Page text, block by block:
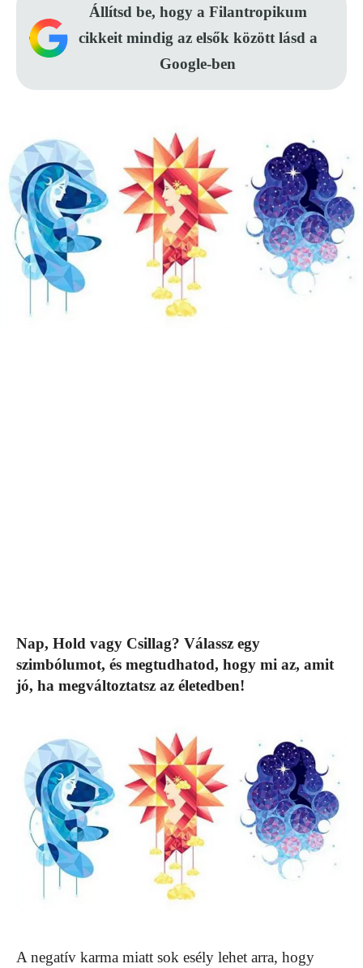
Állítsd be, hogy a Filantropikum
cikkeit mindig az elsők között lásd a
Google-ben
Nap, Hold vagy Csillag? Válassz egy
szimbólumot, és megtudhatod, hogy mi az, amit
jó, ha megváltoztatsz az életedben!
A negatív karma miatt sok esély lehet arra, hogy